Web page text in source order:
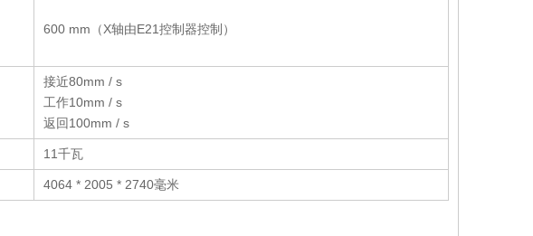
600 mm（X轴由E21控制器控制）
接近80mm / s
工作10mm / s
返回100mm / s
11千瓦
4064 * 2005 * 2740毫米